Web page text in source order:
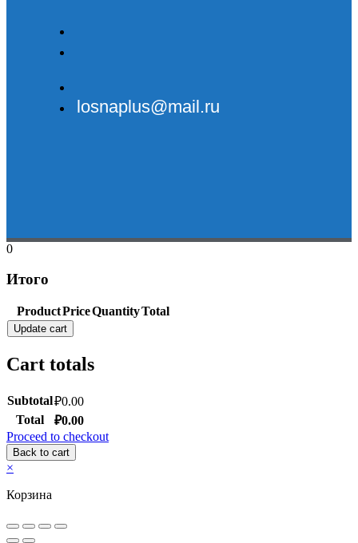
losnaplus@mail.ru
0
Итого
ProductPriceQuantityTotal
Update cart
Cart totals
Subtotal₽0.00
Total
₽0.00
Proceed to checkout
Back to cart
×
Корзина